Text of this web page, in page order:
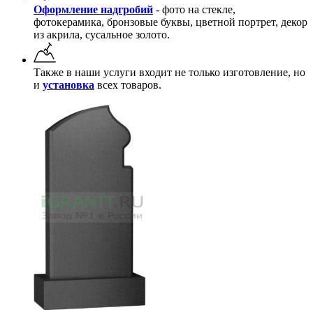
Оформление надгробий - фото на стекле,
фотокерамика, бронзовые буквы, цветной портрет, декор
из акрила, сусальное золото.
Также в наши услуги входит не только изготовление, но
и установка всех товаров.